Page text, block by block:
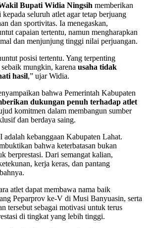
Bupati Widia Ningsih memberikan
seluruh atlet agar tetap berjuang
dan sportivitas. Ia menegaskan,
capaian tertentu, namun mengharapkan
dan menjunjung tinggi nilai perjuangan.
posisi tertentu. Yang terpenting
mungkin, karena usaha tidak
hasil,” ujar Widia.
bahwa Pemerintah Kabupaten
dukungan penuh terhadap atlet
komitmen dalam membangun sumber
dan berdaya saing.
adalah kebanggaan Kabupaten Lahat.
bahwa keterbatasan bukan
berprestasi. Dari semangat kalian,
kerja keras, dan pantang
atlet dapat membawa nama baik
Peparprov ke-V di Musi Banyuasin, serta
tersebut sebagai motivasi untuk terus
di tingkat yang lebih tinggi.